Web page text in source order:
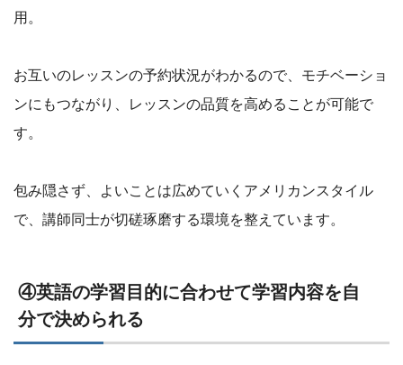
用。
お互いのレッスンの予約状況がわかるので、モチベーショ
ンにもつながり、レッスンの品質を高めることが可能で
す。
包み隠さず、よいことは広めていくアメリカンスタイル
で、講師同士が切磋琢磨する環境を整えています。
④英語の学習目的に合わせて学習内容を自
分で決められる